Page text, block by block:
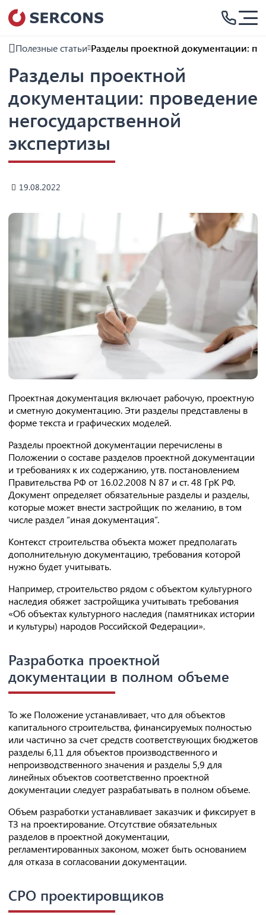
Полезные статьи Разделы проектной документации:
Разделы проектной
документации: проведение
негосударственной
экспертизы
19.08.2022
Проектная документация включает рабочую, проектную
и сметную документацию. Эти разделы представлены в
форме текста и графических моделей.
Разделы проектной документации перечислены в
Положении о составе разделов проектной документации
и требованиях к их содержанию, утв. постановлением
Правительства РФ от 16.02.2008 N 87 и ст. 48 ГрК РФ.
Документ определяет обязательные разделы и разделы,
которые может внести застройщик по желанию, в том
числе раздел “иная документация”.
Контекст строительства объекта может предполагать
дополнительную документацию, требования которой
нужно будет учитывать.
Например, строительство рядом с объектом культурного
наследия обяжет застройщика учитывать требования
«Об объектах культурного наследия (памятниках истории
и культуры) народов Российской Федерации».
Разработка проектной
документации в полном объеме
То же Положение устанавливает, что для объектов
капитального строительства, финансируемых полностью
или частично за счет средств соответствующих бюджетов
разделы 6,11 для объектов производственного и
непроизводственного значения и разделы 5,9 для
линейных объектов соответственно проектной
документации следует разрабатывать в полном объеме.
Объем разработки устанавливает заказчик и фиксирует в
ТЗ на проектирование. Отсутствие обязательных
разделов в проектной документации,
регламентированных законом, может быть основанием
для отказа в согласовании документации.
СРО проектировщиков